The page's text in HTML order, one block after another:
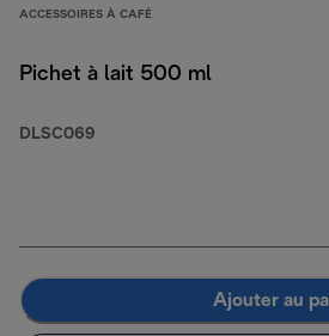
ACCESSOIRES À CAFÉ
Pichet à lait 500 ml
DLSC069
Ajouter au